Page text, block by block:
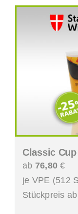
Classic
ab 76,80 €
je VPE (512
Stückpreis ab